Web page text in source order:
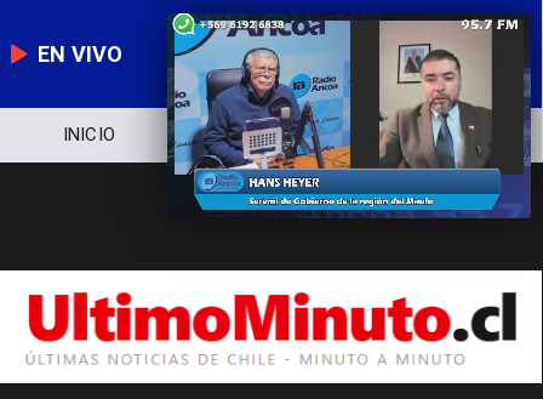
EN VIVO
INICIO NOTICIERO POLÍTICA